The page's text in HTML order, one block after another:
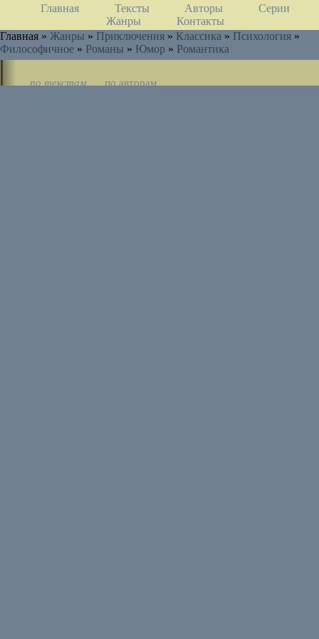
Главная Тексты Авторы
Серии
Жанры
Контакты
Главная » Жанры » Приключения » Классика » Психология »
Философичное » Романы » Юмор » Романтика
по текстам
по авторам